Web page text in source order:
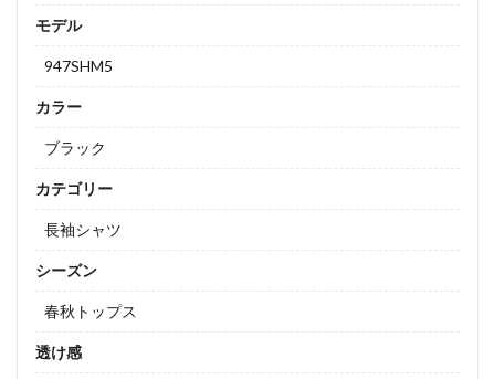
モデル
947SHM5
カラー
ブラック
カテゴリー
長袖シャツ
シーズン
春秋トップス
透け感